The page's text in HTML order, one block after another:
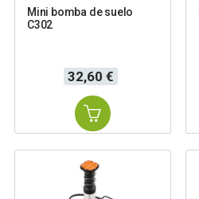
Mini bomba de suelo
C302
Precio
32,60 €